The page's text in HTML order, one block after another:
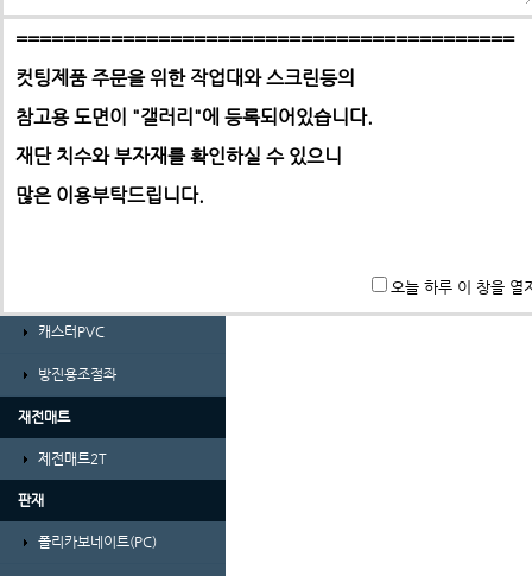
-> 택배요금은 택배사에서 픽업 후 결정합니다.
==========================================
컷팅제품 주문을 위한 작업대와 스크린등의
참고용 도면이 "갤러리"에 등록되어있습니다.
재단 치수와 부자재를 확인하실 수 있으니
많은 이용부탁드립니다.
오늘 하루 이 창을 열
ABL프로파일 30시리즈부품
ABL프로파일 40시리즈
ABL프로파일 40시리즈부품
ㄱ자앵글 및 덕트
가공비(프로파일 및 판재)
캐스터PVC
방진용조절좌
재전매트
제전매트2T
판재
폴리카보네이트(PC)